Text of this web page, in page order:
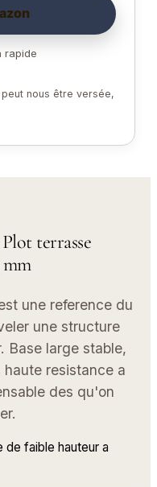
rapide
nous être versée,
terrasse
une reference du
une structure
Base large stable,
resistance a
des qu'on
de faible hauteur a